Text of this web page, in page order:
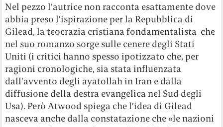
Nel pezzo l’autrice non racconta esattamente dove
abbia preso l’ispirazione per la Repubblica di
Gilead, la teocrazia cristiana fondamentalista che
nel suo romanzo sorge sulle cenere degli Stati
Uniti (i critici hanno spesso ipotizzato che, per
ragioni cronologiche, sia stata influenzata
dall’avvento degli ayatollah in Iran e dalla
diffusione della destra evangelica nel Sud degli
Usa). Però Atwood spiega che l’idea di Gilead
nasceva anche dalla constatazione che «le nazioni